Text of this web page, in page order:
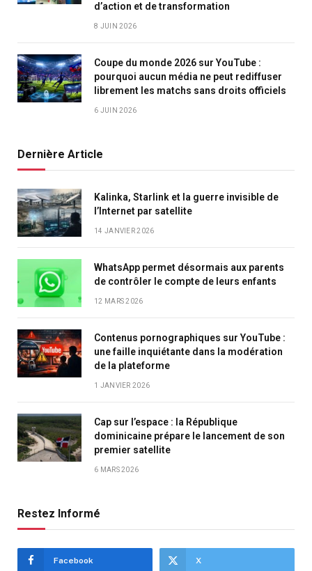
d’action et de transformation
8 JUIN 2026
Coupe du monde 2026 sur YouTube :
pourquoi aucun média ne peut rediffuser
librement les matchs sans droits officiels
6 JUIN 2026
Dernière Article
Kalinka, Starlink et la guerre invisible de
l’Internet par satellite
14 JANVIER 2026
WhatsApp permet désormais aux parents
de contrôler le compte de leurs enfants
12 MARS 2026
Contenus pornographiques sur YouTube :
une faille inquiétante dans la modération
de la plateforme
1 JANVIER 2026
Cap sur l’espace : la République
dominicaine prépare le lancement de son
premier satellite
6 MARS 2026
Restez Informé
Facebook X